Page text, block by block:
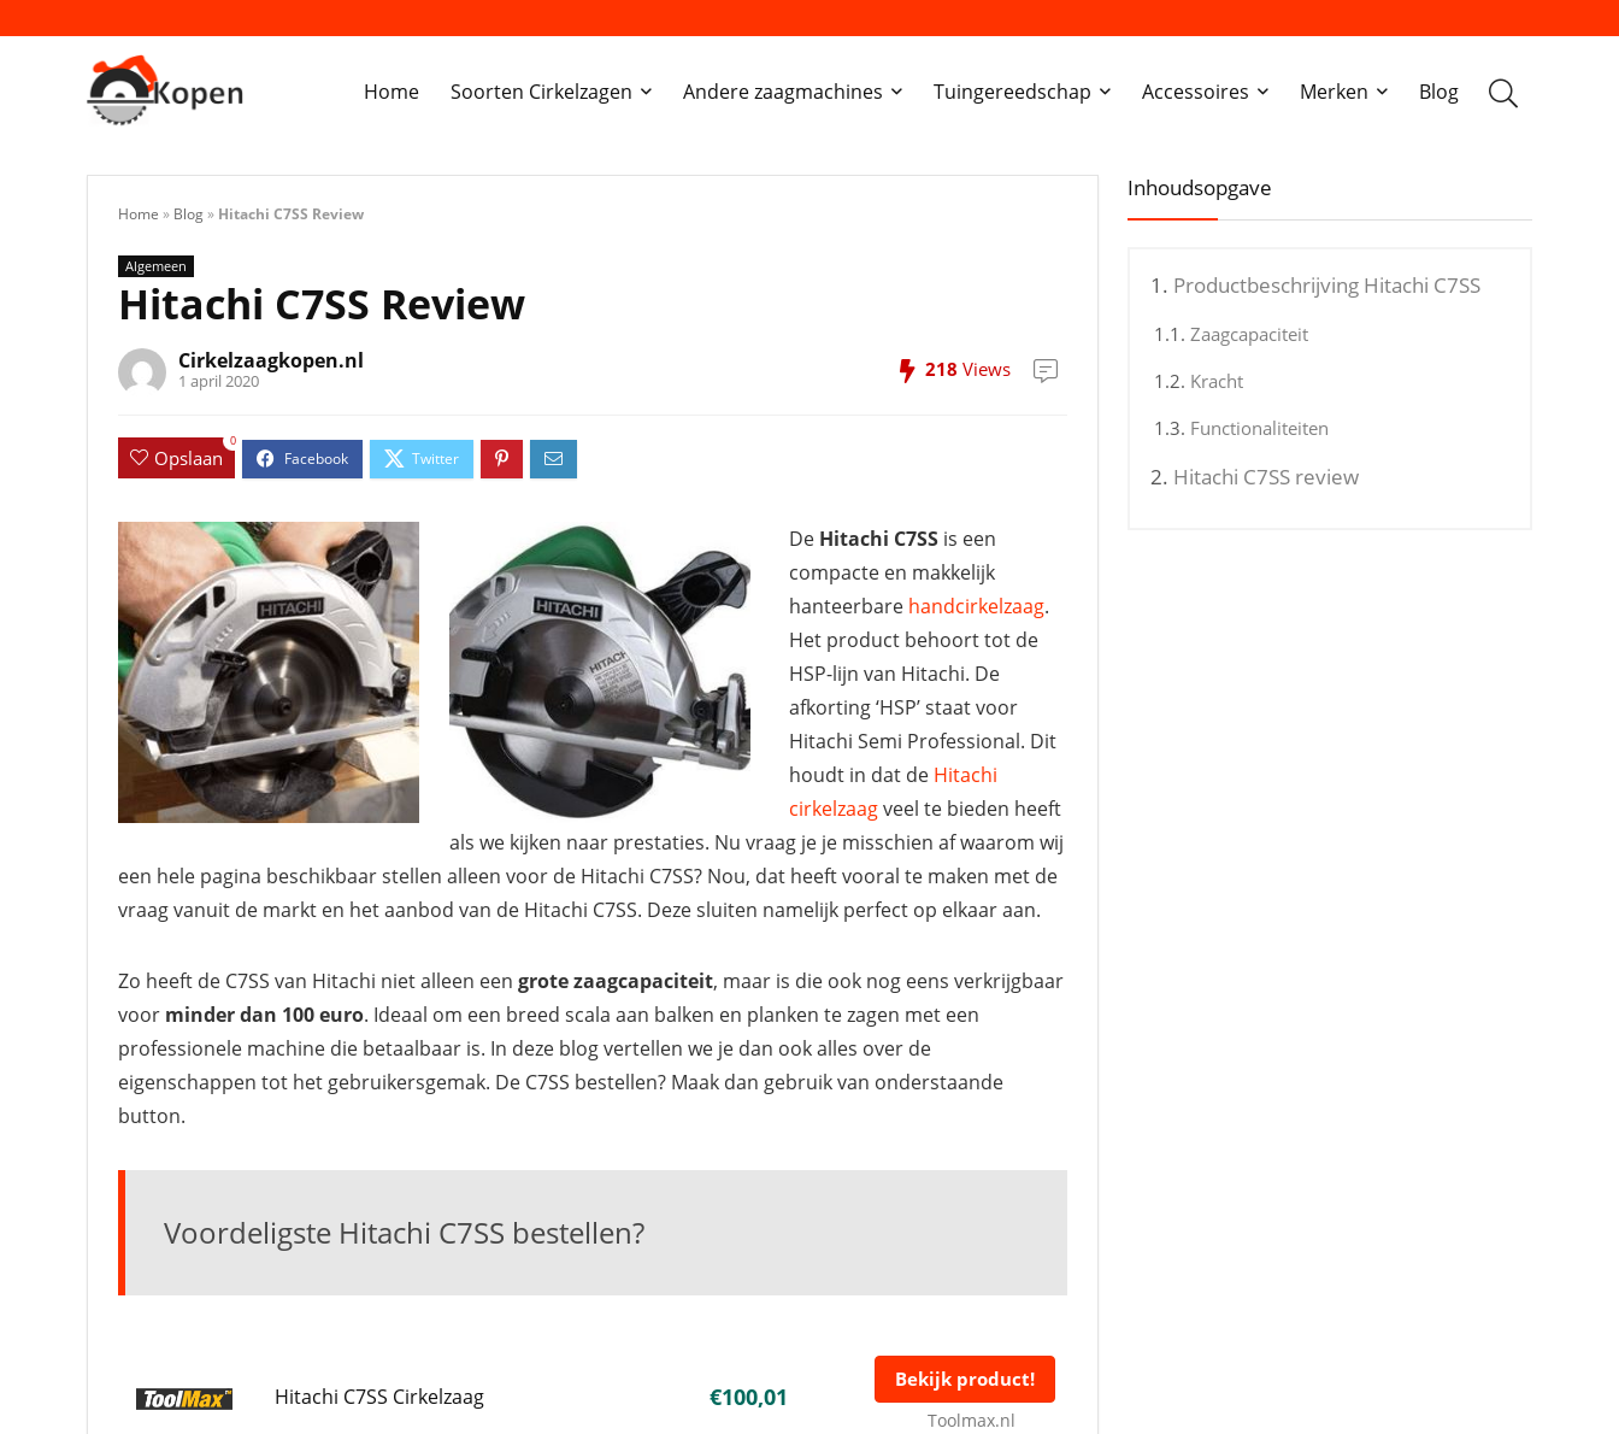
Home Soorten Cirkelzagen Andere zaagmachines Tuingereedschap Accessoires Merken Blog
Home » Blog» Hitachi C7SS Review
Algemeen
Hitachi C7SS Review
Cirkelzaagkopen.nl
1 april 2020 218 Views
Opslaan
0
De Hitachi C7SS is een
compacte en makkelijk
hanteerbare handcirkelzaag.
Het product behoort tot de
HSP-lijn van Hitachi. De
afkorting ‘HSP’ staat voor
Hitachi Semi Professional. Dit
houdt in dat de Hitachi
cirkelzaagveel te bieden heeft
als we kijken naar prestaties. Nu vraag je je misschien af waarom wij
een hele pagina beschikbaar stellen alleen voor de Hitachi C7SS? Nou, dat heeft vooral te maken met de
vraag vanuit de markt en het aanbod van de Hitachi C7SS. Deze sluiten namelijk perfect op elkaar aan.
Zo heeft de C7SS van Hitachi niet alleen een grote zaagcapaciteit, maar is die ook nog eens verkrijgbaar
voor minder dan 100 euro. Ideaal om een breed scala aan balken en planken te zagen met een
professionele machine die betaalbaar is. In deze blog vertellen we je dan ook alles over de
eigenschappen tot het gebruikersgemak. De C7SS bestellen? Maak dan gebruik van onderstaande
button.
Voordeligste Hitachi C7SS bestellen?
Hitachi C7SS Cirkelzaag €100,01
Bekijk product!
Toolmax.nl
Inhoudsopgave
Productbeschrijving Hitachi C7SS
Zaagcapaciteit
Kracht
Functionaliteiten
Hitachi C7SS review